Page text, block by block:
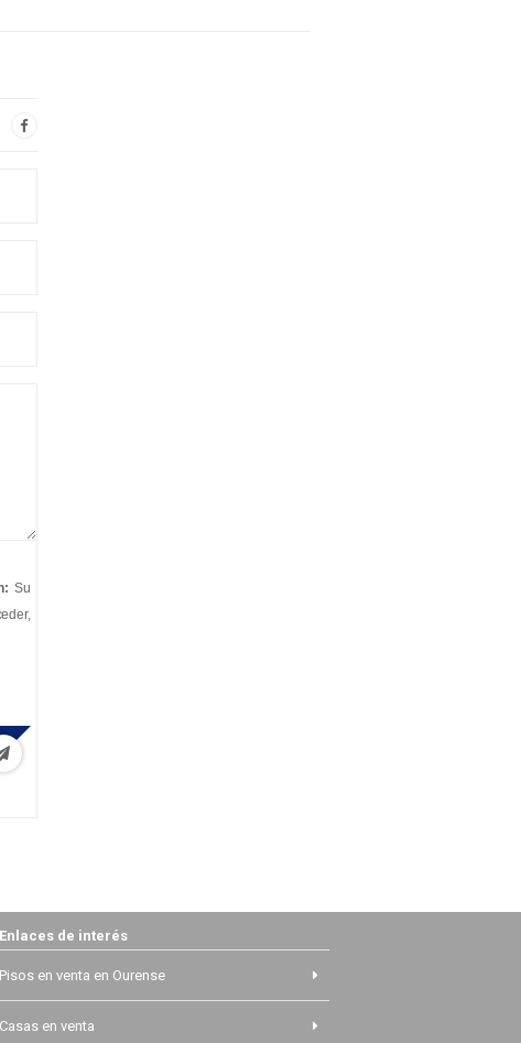
Su
Enlaces de interés
Pisos en venta en Ourense
Casas en venta